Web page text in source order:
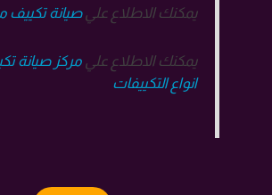
يمكنك الاطلاع عليصيانة تكييف
يمكنك الاطلاع عليمركز صيانة
انواع التكييفات